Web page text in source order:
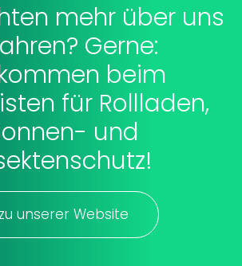
mehr über uns
Gerne:
beim
für Rollladen,
und
zu unserer Website